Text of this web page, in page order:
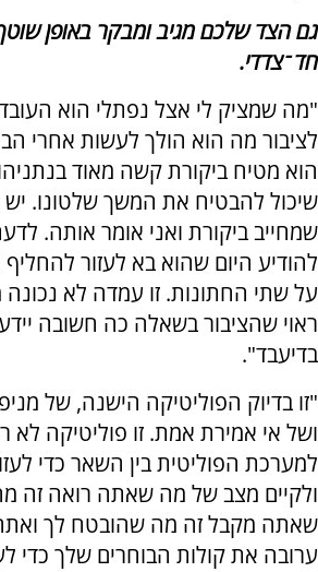
גם הצד שלכם מגיב ומבקר באופן
חד־צדדי.
"מה שמציק לי אצל נפתלי הוא
לציבור מה הוא הולך לעשות אחרי
הוא מטיח ביקורת קשה מאוד
שיכול להבטיח את המשך שלטונו. יש
שמחייב ביקורת ואני אומר אותה.
להודיע היום שהוא בא לעזור
על שתי החתונות. זו עמדה לא
ראוי שהציבור בשאלה כה חשובה יידע
בדיעבד".
"זו בדיוק הפוליטיקה הישנה, של
ושל אי אמירת אמת. זו פוליטיקה לא
למערכת הפוליטית בין השאר כדי
ולקיים מצב של מה שאתה רואה זה
שאתה מקבל זה מה שהובטח לך
ערובה את קולות הבוחרים שלך כדי